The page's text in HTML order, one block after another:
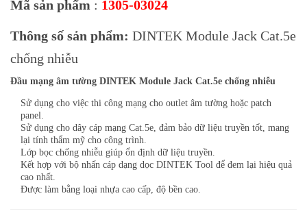
Mã sản phẩm : 1305-03024
Thông số sản phẩm: DINTEK Module Jack Cat.5e
chống nhiễu
Đầu mạng âm tường DINTEK Module Jack Cat.5e chống nhiễu
Sử dụng cho việc thi công mạng cho outlet âm tường hoặc patch
panel.
Sử dụng cho dây cáp mạng Cat.5e, đảm bảo dữ liệu truyền tốt, mang
lại tính thẩm mỹ cho công trình.
Lớp bọc chống nhiễu giúp ổn định dữ liệu truyền.
Kết hợp với bộ nhấn cáp dạng dọc DINTEK Tool để đem lại hiệu quả
cao nhất.
Được làm bằng loại nhựa cao cấp, độ bền cao.